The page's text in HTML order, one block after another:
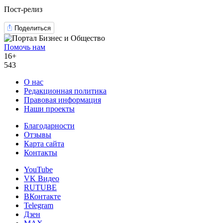
Пост-релиз
Поделиться
Помочь нам
16+
543
О нас
Редакционная политика
Правовая информация
Наши проекты
Благодарности
Отзывы
Карта сайта
Контакты
YouTube
VK Видео
RUTUBE
ВКонтакте
Telegram
Дзен